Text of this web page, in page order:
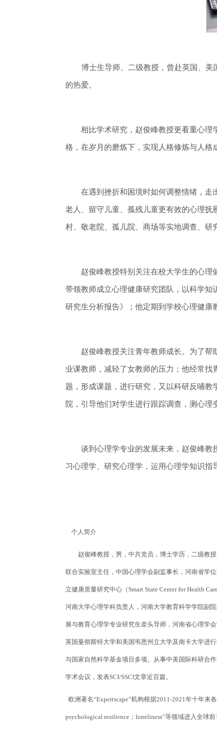
博士生导师、二级教授，曾赴英国、美
的热爱。
相比学术研究，赵俊峰教授更看重心理学
格，在岁月的磨炼下，实现人格修炼与人格
在遇到挫折和困境时如何调整情绪，走出
老人、留守儿童、孤残儿童更有效的心理
村、敬老院、孤儿院、商场等实地调查、
赵俊峰教授特别关注在校大学生的心理健
带领教师成立心理健康研究团队，以科学知
研究生分析报告》；他定期到学校心理健
赵俊峰教授关注青年教师成长。为了帮助
业课教师，减轻了女教师的压力；他经常
题，形成课题，进行研究，又以科研反哺
院，引导他们对学生进行跟踪调查，测心
谈到心理学专业的发展未来，赵俊峰教授
习心理学、研究心理学，运用心理学知识指
个人简介
赵俊峰教授，男，中共党员，博士学历，二级教授
联合实验室主任，中国心理学会副监事长，河南省学
立健康质量研究中心（Smart State Center for Health
河南大学心理学科负责人，河南大学教育科学学院副
展与教育心理学专业研究生牵头导师，河南省心理学
英国曼彻斯特大学和美国韦恩州立大学及南卡大学进
与国家自然科学基金项目多项。从事中美国际科研合
学术会议，发表SCI/SSCI文章近百篇。
欧洲著名“Expertscape”机构根据2011-2021年十年
psychological resilience；loneliness”等领域进入全球